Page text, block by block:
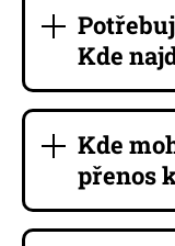
Kde
Kde
přenos